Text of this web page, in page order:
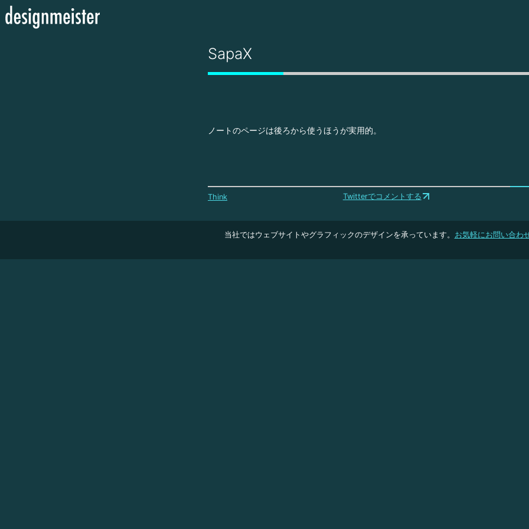
SapaX
ノートのページは後ろから使うほうが実用的。
Think Twitterでコメントする
当社ではウェブサイトやグラフィックのデザインを承っています。 お気軽にお問い合わ